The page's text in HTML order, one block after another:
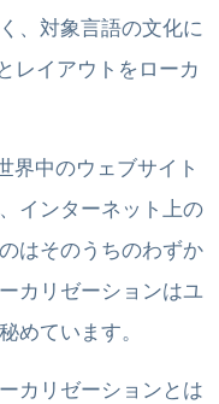
、対象言語の文化に
レイアウトをローカ
界中のウェブサイト
インターネット上の
はそのうちのわずか
カリゼーションはユ
めています。
カリゼーションとは